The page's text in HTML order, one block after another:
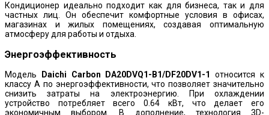
Кондиционер идеально подходит как для бизнеса, так и для
частных лиц. Он обеспечит комфортные условия в офисах,
магазинах и жилых помещениях, создавая оптимальную
атмосферу для работы и отдыха.
Энергоэффективность
Модель Daichi Carbon DA20DVQ1-B1/DF20DV1-1
относится к
классу A по энергоэффективности, что позволяет значительно
снизить затраты на электроэнергию. При охлаждении
устройство потребляет всего 0.64 кВт, что делает его
экономичным выбором. В дополнение, технология 3D-